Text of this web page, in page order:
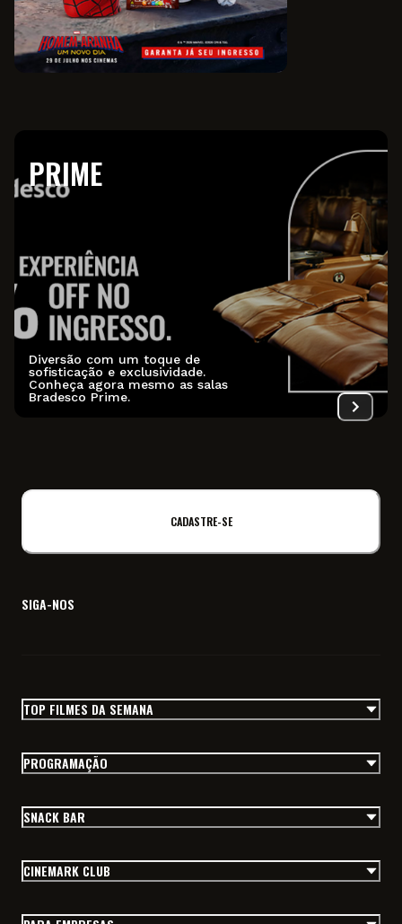
PRIME
Diversão com um toque de
sofisticação e exclusividade.
Conheça agora mesmo as salas
Bradesco Prime.
CADASTRE-SE
SIGA-NOS
TOP FILMES DA SEMANA
PROGRAMAÇÃO
SNACK BAR
CINEMARK CLUB